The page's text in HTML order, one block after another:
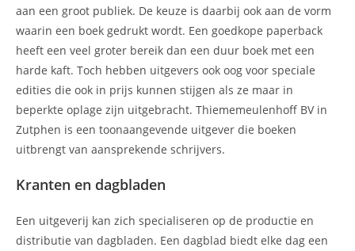
aan een groot publiek. De keuze is daarbij ook aan de vorm
waarin een boek gedrukt wordt. Een goedkope paperback
heeft een veel groter bereik dan een duur boek met een
harde kaft. Toch hebben uitgevers ook oog voor speciale
edities die ook in prijs kunnen stijgen als ze maar in
beperkte oplage zijn uitgebracht. Thiememeulenhoff BV in
Zutphen is een toonaangevende uitgever die boeken
uitbrengt van aansprekende schrijvers.
Kranten en dagbladen
Een uitgeverij kan zich specialiseren op de productie en
distributie van dagbladen. Een dagblad biedt elke dag een